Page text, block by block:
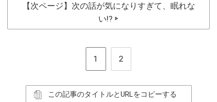
【次ページ】次の話が気になりすぎて、眠れな
い!? ▶
1 2
この記事のタイトルとURLをコピーする